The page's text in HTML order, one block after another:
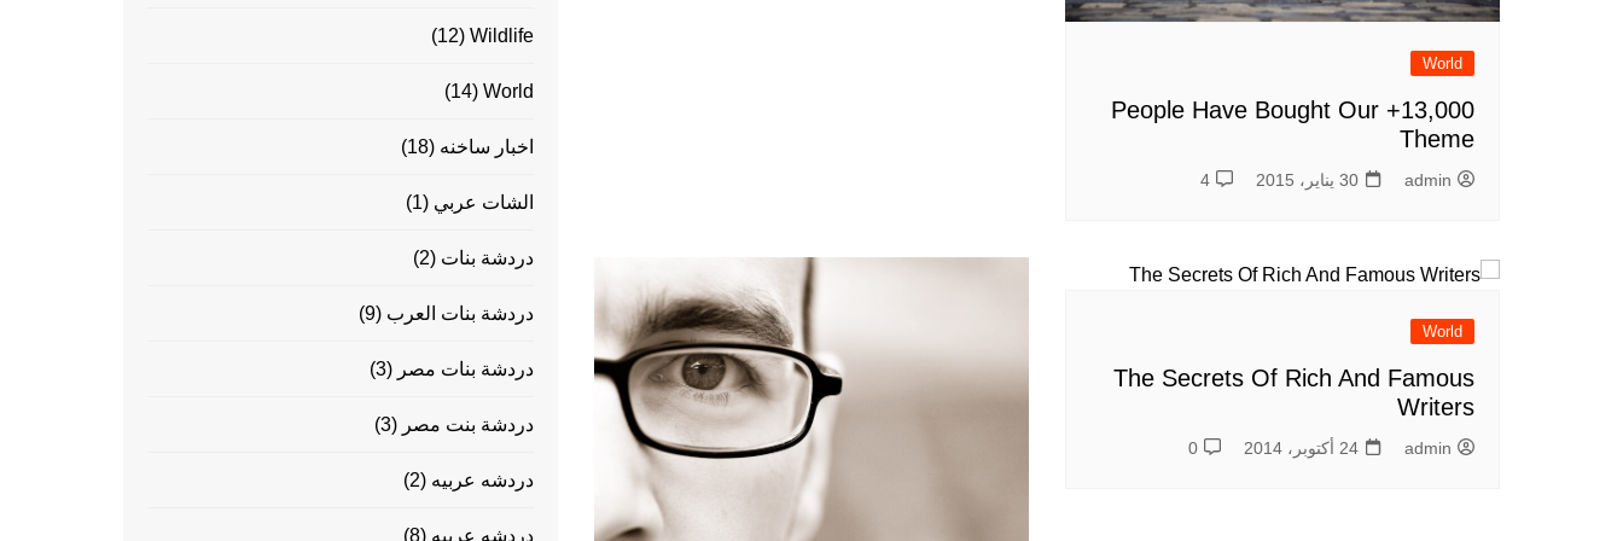
World
13,000+ People Have Bought Our
Theme
admin 30 يناير، 2015 4
World
The Secrets Of Rich And Famous
Writers
admin 24 أكتوبر، 2014 0
Wildlife
(12)
World
(14)
اخبار ساخنه (18)
الشات عربي (1)
دردشة بنات (2)
دردشة بنات العرب (9)
دردشة بنات مصر (3)
دردشة بنت مصر (3)
دردشه عربيه (2)
دردشه عربيه (8)